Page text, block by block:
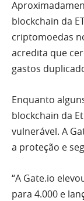
blockchain da
criptomoedas
acredita que
gastos
Enquanto
blockchain da
vulnerável. A
a proteção e
“A Gate.io
para 4.000 e